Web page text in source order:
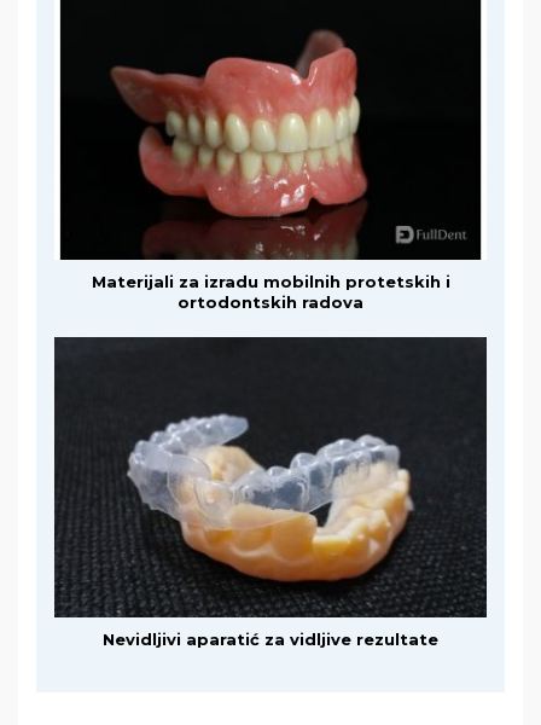
Materijali za izradu mobilnih protetskih i
ortodontskih radova
Nevidljivi aparatić za vidljive rezultate